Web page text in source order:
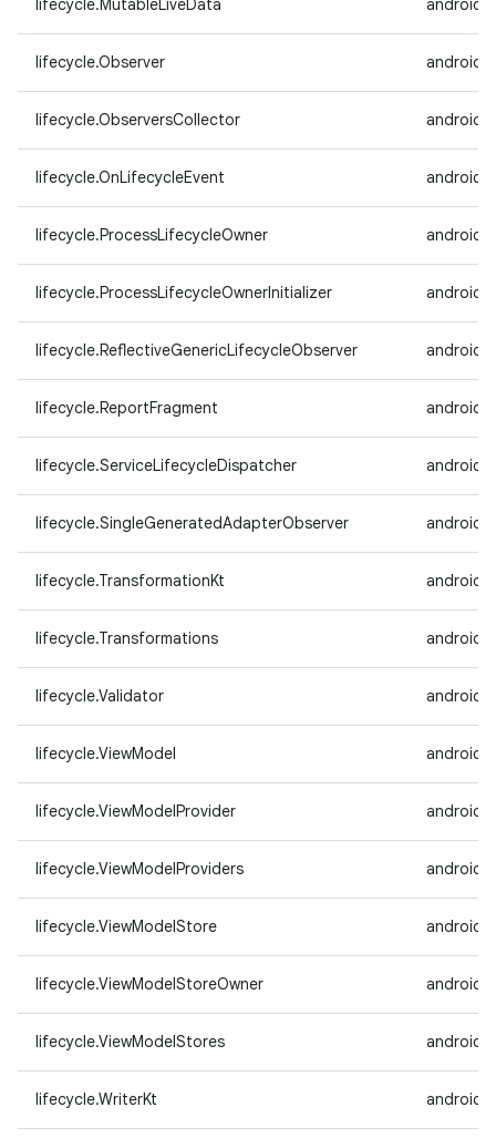
lifecycle.MutableLiveData
lifecycle.Observer
lifecycle.ObserversCollector
lifecycle.OnLifecycleEvent
lifecycle.ProcessLifecycleOwner
lifecycle.ProcessLifecycleOwnerInitializer
lifecycle.ReflectiveGenericLifecycleObserver
lifecycle.ReportFragment
lifecycle.ServiceLifecycleDispatcher
lifecycle.SingleGeneratedAdapterObserver
lifecycle.TransformationKt
lifecycle.Transformations
lifecycle.Validator
lifecycle.ViewModel
lifecycle.ViewModelProvider
lifecycle.ViewModelProviders
lifecycle.ViewModelStore
lifecycle.ViewModelStoreOwner
lifecycle.ViewModelStores
lifecycle.WriterKt